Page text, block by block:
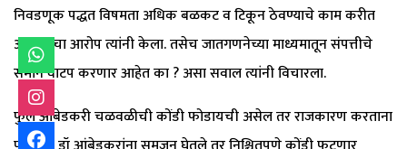
निवडणूक पद्धत विषमता अधिक बळकट व टिकून ठेवण्याचे काम करीत
असल्याचा आरोप त्यांनी केला. तसेच जातगणनेच्या माध्यमातून संपत्तीचे
समान वाटप करणार आहेत का ? असा सवाल त्यांनी विचारला.
फुले आंबेडकरी चळवळीची कोंडी फोडायची असेल तर राजकारण करताना